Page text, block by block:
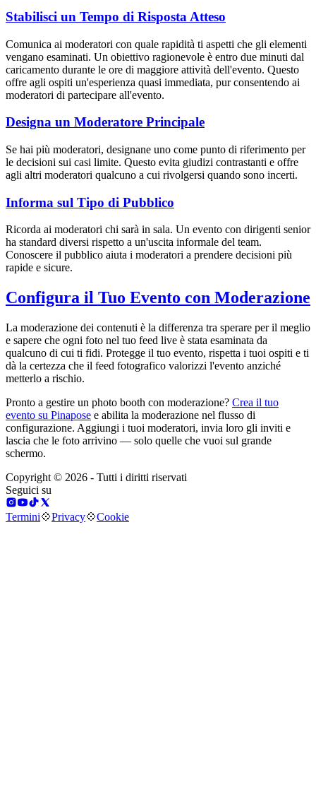
Stabilisci un Tempo di Risposta Atteso
Comunica ai moderatori con quale rapidità ti aspetti che gli elementi
vengano esaminati. Un obiettivo ragionevole è entro due minuti dal
caricamento durante le ore di maggiore attività dell'evento. Questo
offre agli ospiti un'esperienza quasi immediata, pur consentendo ai
moderatori di partecipare all'evento.
Designa un Moderatore Principale
Se hai più moderatori, designane uno come punto di riferimento per
le decisioni sui casi limite. Questo evita giudizi contrastanti e offre
agli altri moderatori qualcuno a cui rivolgersi quando sono incerti.
Informa sul Tipo di Pubblico
Ricorda ai moderatori chi sarà in sala. Un evento con dirigenti senior
ha standard diversi rispetto a un'uscita informale del team.
Conoscere il pubblico aiuta i moderatori a prendere decisioni più
rapide e sicure.
Configura il Tuo Evento con Moderazione
La moderazione dei contenuti è la differenza tra sperare per il meglio
e sapere che ogni foto nel tuo feed live è stata esaminata da
qualcuno di cui ti fidi. Protegge il tuo evento, rispetta i tuoi ospiti e ti
dà la certezza che il feed fotografico valorizzi l'evento anziché
metterlo a rischio.
Pronto a gestire un photo booth con moderazione? Crea il tuo
evento su Pinapose e abilita la moderazione nel flusso di
configurazione. Aggiungi i tuoi moderatori, invia loro gli inviti e
lascia che le foto arrivino — solo quelle che vuoi sul grande
schermo.
Copyright © 2026 - Tutti i diritti riservati
Seguici su
Termini💠Privacy💠Cookie